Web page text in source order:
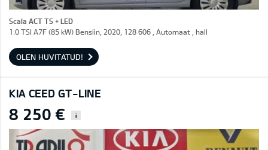
Scala ACT TS + LED
1.0 TSI A7F (85 kW) Bensiin, 2020, 128 606 , Automaat , hall
OLEN HUVITATUD!
KIA CEED GT-LINE
8 250 € i